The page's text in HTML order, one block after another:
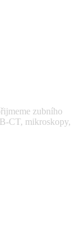
zubního
CT, mikroskopy,